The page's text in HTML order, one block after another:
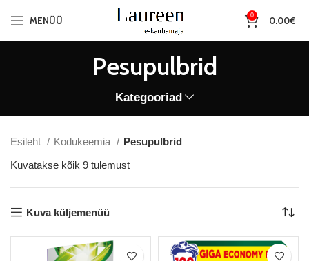
MENÜÜ 0 0.00€
Pesupulbrid
Kategooriad
Esileht Kodukeemia
Pesupulbrid
Kuvatakse kõik 9 tulemustSorditud
Kuva küljemenüü